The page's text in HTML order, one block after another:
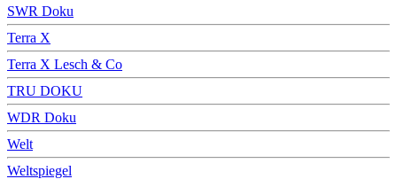
SWR Doku
Terra X
Terra X Lesch & Co
TRU DOKU
WDR Doku
Welt
Weltspiegel